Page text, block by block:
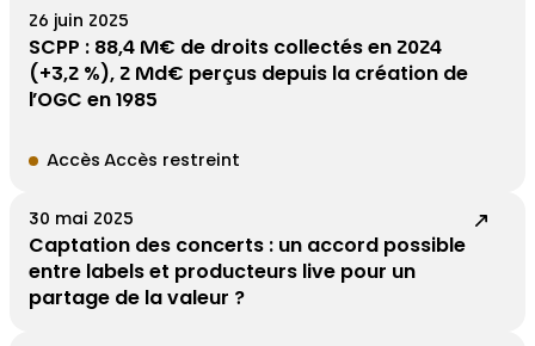
26 juin 2025
SCPP : 88,4 M€ de droits collectés en 2024
(+3,2 %), 2 Md€ perçus depuis la création de
l’OGC en 1985
Accès Accès restreint
30 mai 2025
Captation des concerts : un accord possible
entre labels et producteurs live pour un
partage de la valeur ?